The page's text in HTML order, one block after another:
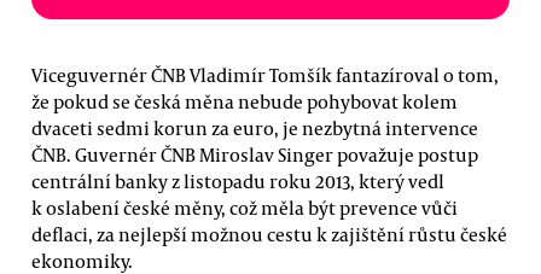
Viceguvernér ČNB Vladimír Tomšík fantazíroval o tom,
že pokud se česká měna nebude pohybovat kolem
dvaceti sedmi korun za euro, je nezbytná intervence
ČNB. Guvernér ČNB Miroslav Singer považuje postup
centrální banky z listopadu roku 2013, který vedl
k oslabení české měny, což měla být prevence vůči
deflaci, za nejlepší možnou cestu k zajištění růstu české
ekonomiky.